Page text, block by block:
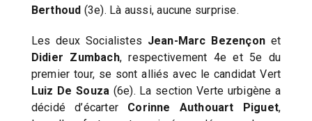
Berthoud (3e). Là aussi, aucune surprise.
Les deux Socialistes Jean-Marc Bezençon et
Didier Zumbach, respectivement 4e et 5e du
premier tour, se sont alliés avec le candidat Vert
Luiz De Souza (6e). La section Verte urbigène a
décidé d’écarter Corinne Authouart Piguet,